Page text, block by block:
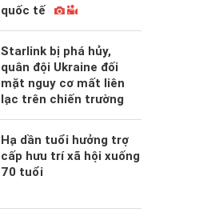
quốc tế
Starlink bị phá hủy,
quân đội Ukraine đối
mặt nguy cơ mất liên
lạc trên chiến trường
Hạ dần tuổi hưởng trợ
cấp hưu trí xã hội xuống
70 tuổi